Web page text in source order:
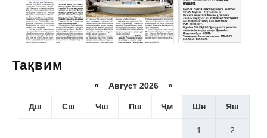
Тақвим
« Август 2026 »
Дш Сш Чш Пш Ҷм Шн Яш
1 2